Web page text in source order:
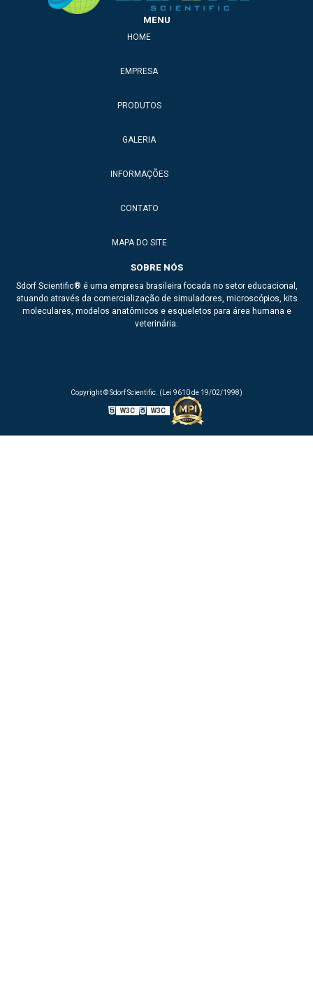
MENU
HOME
EMPRESA
PRODUTOS
GALERIA
INFORMAÇÕES
CONTATO
MAPA DO SITE
SOBRE NÓS
Sdorf Scientific® é uma empresa brasileira focada no setor educacional,
atuando através da comercialização de simuladores, microscópios, kits
moleculares, modelos anatômicos e esqueletos para área humana e
veterinária.
Copyright © Sdorf Scientific. (Lei 9610 de 19/02/1998)
W3C W3C